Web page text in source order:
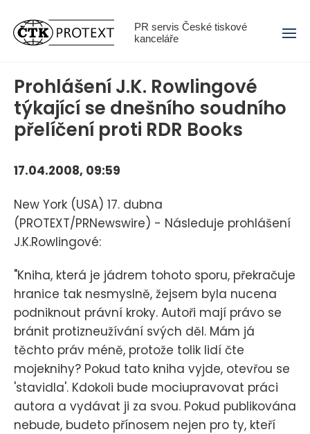
PR servis České tiskové
kanceláře
Menu
Prohlášení J.K. Rowlingové
týkající se dnešního soudního
přelíčení proti RDR Books
17.04.2008, 09:59
New York (USA) 17. dubna
(PROTEXT/PRNewswire) - Následuje prohlášení
J.K.Rowlingové:
"Kniha, která je jádrem tohoto sporu, překračuje
hranice tak nesmyslně, žejsem byla nucena
podniknout právní kroky. Autoři mají právo se
bránit protizneužívání svých děl. Mám já
těchto práv méně, protože tolik lidí čte
mojeknihy? Pokud tato kniha vyjde, otevřou se
'stavidla'. Kdokoli bude mociupravovat práci
autora a vydávat ji za svou. Pokud publikována
nebude, budeto přínosem nejen pro ty, kteří